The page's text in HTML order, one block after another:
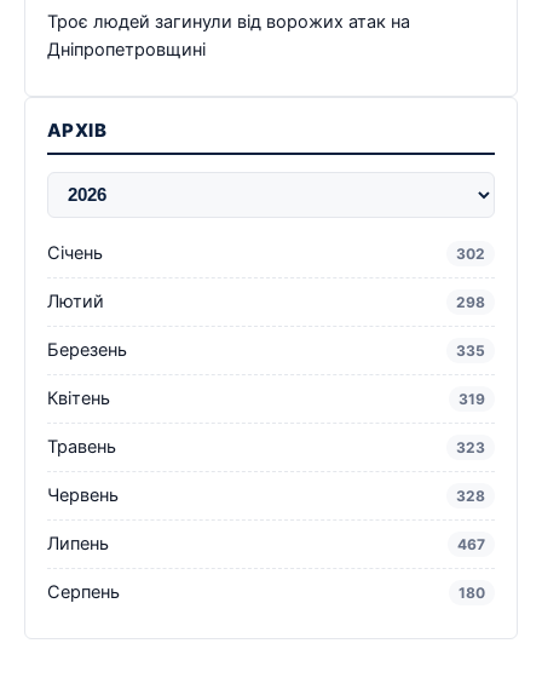
Троє людей загинули від ворожих атак на
Дніпропетровщині
АРХІВ
Січень 302
Лютий 298
Березень 335
Квітень 319
Травень 323
Червень 328
Липень 467
Серпень 180